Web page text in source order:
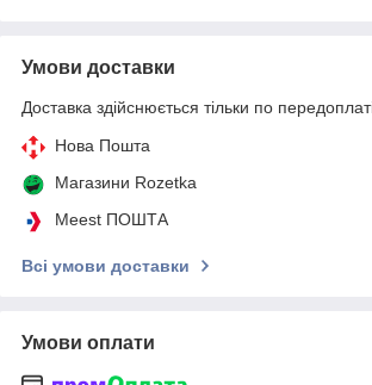
Умови доставки
Доставка здійснюється тільки по
Нова Пошта
Магазини Rozetka
Meest ПОШТА
Всі умови доставки
Умови оплати